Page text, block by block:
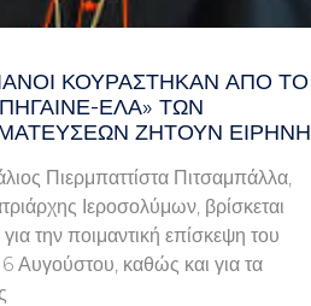
ΚΟΥΡΆΣΤΗΚΑΝ ΑΠΌ ΤΟ
ΈΛΑ» ΤΩΝ
ΖΗΤΟΎΝ ΕΙΡΉΝΗ
Πιερμπαττίστα Πιτσαμπάλλα,
Ιεροσολύμων, βρίσκεται
την ποιμαντική επίσκεψη του
Αυγούστου, καθώς και για τα